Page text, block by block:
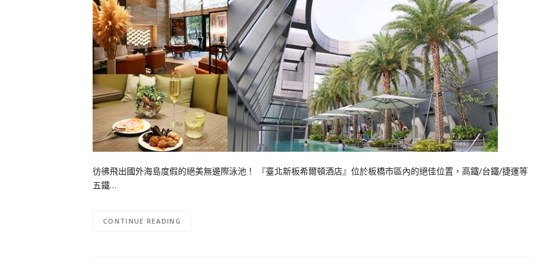
彷彿飛出國外海島度假的絕美無邊際泳池！ 『臺北新板希爾頓酒店』位於板橋市區內的絕佳位置，高鐵/台鐵/捷運等
五鐵…
CONTINUE READING